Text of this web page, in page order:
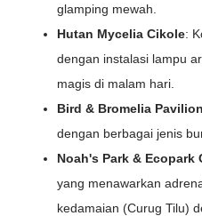
glamping mewah.
Hutan Mycelia Cikole:
dengan instalasi lampu
magis di malam hari.
Bird & Bromelia Pavilion
dengan berbagai jenis
Noah's Park & Ecopark
yang menawarkan
kedamaian (Curug Tilu)